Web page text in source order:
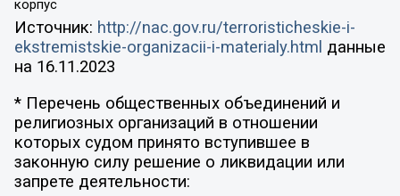
корпус
Источник: http://nac.gov.ru/terroristicheskie-i-
ekstremistskie-organizacii-i-materialy.html данные
на 16.11.2023
* Перечень общественных объединений и
религиозных организаций в отношении
которых судом принято вступившее в
законную силу решение о ликвидации или
запрете деятельности: